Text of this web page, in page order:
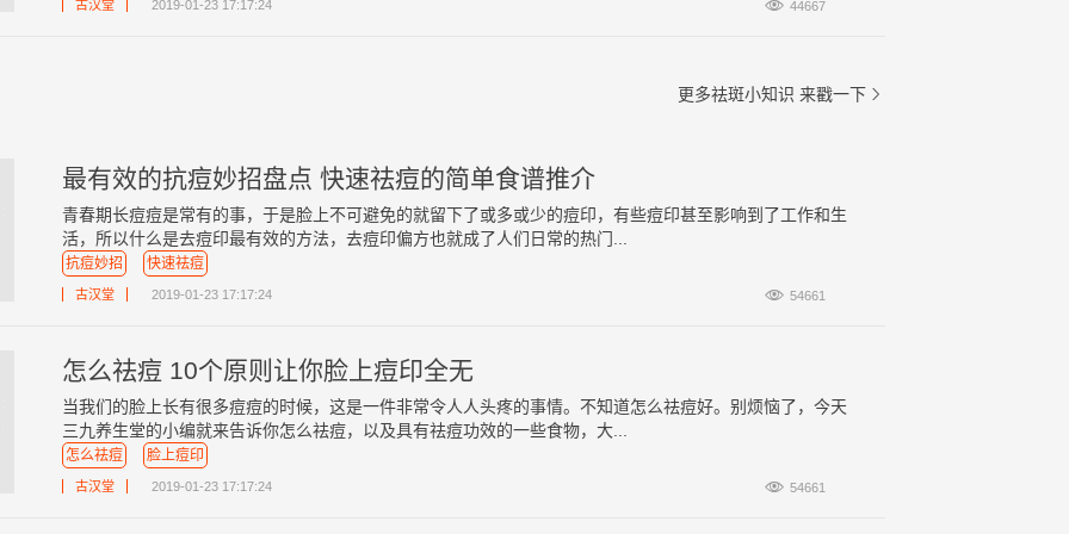
 44667
古汉堂 2019-01-23 17:17:24
更多祛斑小知识 来戳一下 
最有效的抗痘妙招盘点 快速祛痘的简单食谱推介
青春期长痘痘是常有的事，于是脸上不可避免的就留下了或多或少的痘印，有些痘印甚至影响到了工作和生
活，所以什么是去痘印最有效的方法，去痘印偏方也就成了人们日常的热门...
抗痘妙招 快速祛痘
 54661
古汉堂 2019-01-23 17:17:24
怎么祛痘 10个原则让你脸上痘印全无
当我们的脸上长有很多痘痘的时候，这是一件非常令人人头疼的事情。不知道怎么祛痘好。别烦恼了，今天
三九养生堂的小编就来告诉你怎么祛痘，以及具有祛痘功效的一些食物，大...
怎么祛痘 脸上痘印
 54661
古汉堂 2019-01-23 17:17:24